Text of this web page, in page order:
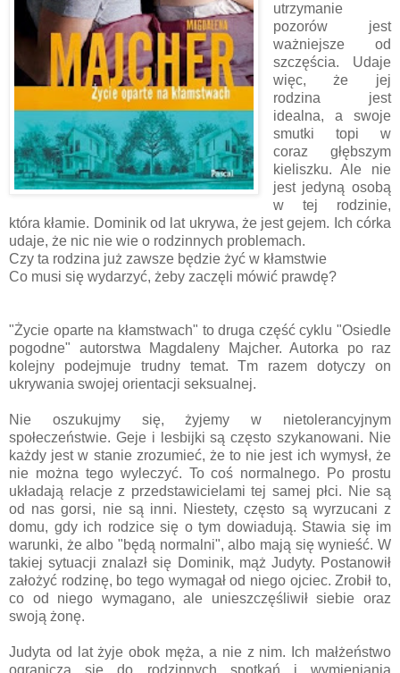
utrzymanie
pozorów jest
ważniejsze od
szczęścia. Udaje
więc, że jej
rodzina jest
idealna, a swoje
smutki topi w
coraz głębszym
kieliszku. Ale nie
jest jedyną osobą
w tej rodzinie,
która kłamie. Dominik od lat ukrywa, że jest gejem. Ich córka
udaje, że nic nie wie o rodzinnych problemach.
Czy ta rodzina już zawsze będzie żyć w kłamstwie
Co musi się wydarzyć, żeby zaczęli mówić prawdę?
"Życie oparte na kłamstwach" to druga część cyklu "Osiedle
pogodne" autorstwa Magdaleny Majcher. Autorka po raz
kolejny podejmuje trudny temat. Tm razem dotyczy on
ukrywania swojej orientacji seksualnej.
Nie oszukujmy się, żyjemy w nietolerancyjnym
społeczeństwie. Geje i lesbijki są często szykanowani. Nie
każdy jest w stanie zrozumieć, że to nie jest ich wymysł, że
nie można tego wyleczyć. To coś normalnego. Po prostu
układają relacje z przedstawicielami tej samej płci. Nie są
od nas gorsi, nie są inni. Niestety, często są wyrzucani z
domu, gdy ich rodzice się o tym dowiadują. Stawia się im
warunki, że albo "będą normalni", albo mają się wynieść. W
takiej sytuacji znalazł się Dominik, mąż Judyty. Postanowił
założyć rodzinę, bo tego wymagał od niego ojciec. Zrobił to,
co od niego wymagano, ale unieszczęśliwił siebie oraz
swoją żonę.
Judyta od lat żyje obok męża, a nie z nim. Ich małżeństwo
ogranicza się do rodzinnych spotkań i wymieniania